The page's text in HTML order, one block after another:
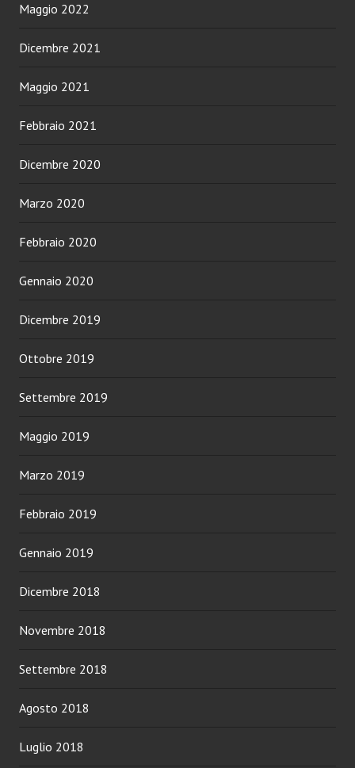
Maggio 2022
Dicembre 2021
Maggio 2021
Febbraio 2021
Dicembre 2020
Marzo 2020
Febbraio 2020
Gennaio 2020
Dicembre 2019
Ottobre 2019
Settembre 2019
Maggio 2019
Marzo 2019
Febbraio 2019
Gennaio 2019
Dicembre 2018
Novembre 2018
Settembre 2018
Agosto 2018
Luglio 2018